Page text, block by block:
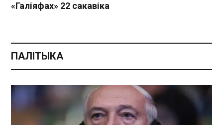
«Галіяфах» 22 сакавіка
ПАЛІТЫКА